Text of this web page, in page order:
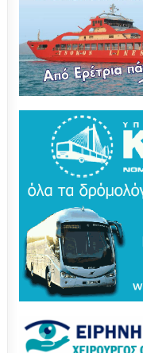
Τουρκικά ΜΜΕ:
τρόμος σε Ελλάδα
νέο Τουρκικό
πύραυλο με
(ΦΩΤΟ &
Βάκα Gate: Την
συνεδρίαση
μοίραζε μετάλλια
Παναθηναϊκό στο
έδρανα της
Ανεξάρτητος
Σαρακιώτης στο
«Τριτοκοσμικό το
μπανανία του
στόχαστρο του
"ενοχλητικοί"
κράτος δικαίου ο
Αρείου Πάγου θα
παραδειγματικά...»